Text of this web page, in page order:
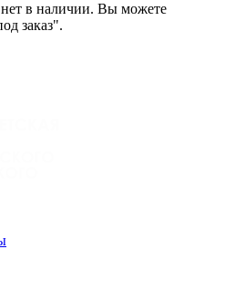
в наличии. Вы можете
заказ".